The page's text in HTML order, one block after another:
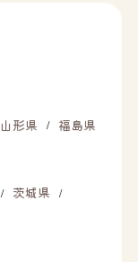
山形県 / 福島県
/ 茨城県 /